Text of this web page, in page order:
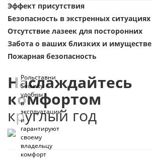
Эффект присутствия
Безопасность в экстренных ситуациях
Отсутствие лазеек для посторонних
Забота о ваших близких и имуществе
Пожарная безопасность
Наслаждайтесь
комфортом
круглый год
Рольставни
Security
удобны
в
эксплуатации
и
гарантируют
своему
владельцу
комфорт